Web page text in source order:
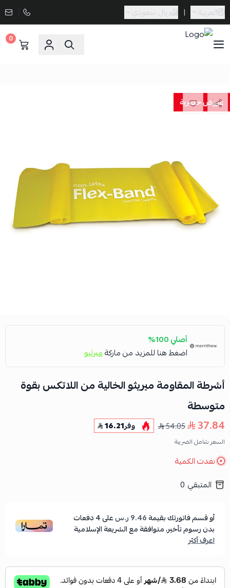
العربية | ريال سعودي
0
عروض حصرية
أصلي 100%
اضغط هنا للمزيد من ماركةميرثيو
أشرطة المقاومة ميريثو الخالية من اللاتكس بقوة
متوسطة
37.84
54.05 وفر16.21
السعر شامل الضريبة
نفدت الكمية
المتبقي 0
أو قسم فاتورتك بقيمة9.46 ر.س على4دفعات
بدون رسوم تأخير، متوافقة مع الشريعة الإسلامية
اعرف أكثر